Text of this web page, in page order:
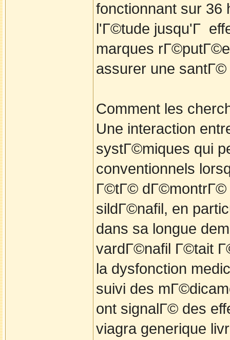
fonctionnant sur 36
l'Г©tude jusqu'Г
marques
assurer une
Comment les
Une interaction
systГ©miques qui
conventionnels
Г©tГ© dГ©montrГ©
sildГ©nafil, en
dans sa longue
vardГ©nafil Г©tait
la dysfonction
suivi des
ont signalГ© des
viagra generique